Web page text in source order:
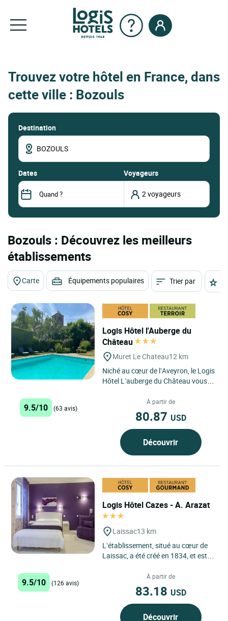
Trouvez votre hôtel en France, dans
cette ville : Bozouls
Destination
dates Voyageurs
Bozouls : Découvrez les meilleurs
établissements
Carte Équipements populaires Trier par
Logis Hôtel l'Auberge du
Château
Muret Le Chateau12 km
Niché au cœur de l’Aveyron, le Logis
Hôtel L’auberge du Château vous
à Muret-le-Château,...
9.5/10 (63 avis)
À partir de
80.87 USD
Découvrir
Logis Hôtel Cazes - A. Arazat
Laissac13 km
L’établissement, situé au cœur de
Laissac, a été créé en 1834, et est
générations....
9.5/10 (126 avis)
À partir de
83.18 USD
Découvrir